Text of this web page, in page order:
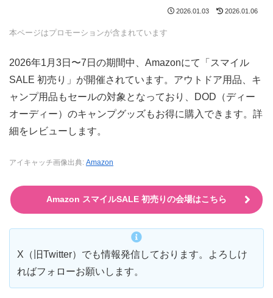
2026.01.03 2026.01.06
本ページはプロモーションが含まれています
2026年1月3日〜7日の期間中、Amazonにて「スマイル
SALE 初売り」が開催されています。アウトドア用品、キ
ャンプ用品もセールの対象となっており、DOD（ディー
オーディー）のキャンプグッズもお得に購入できます。詳
細をレビューします。
アイキャッチ画像出典: Amazon
Amazon スマイルSALE 初売りの会場はこちら
X（旧Twitter）でも情報発信しております。よろしけ
ればフォローお願いします。